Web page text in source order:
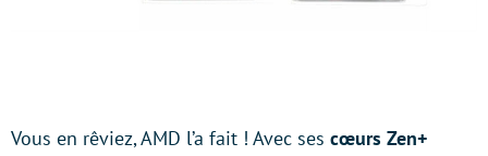
Vous en rêviez, AMD l’a fait ! Avec ses cœurs Zen+